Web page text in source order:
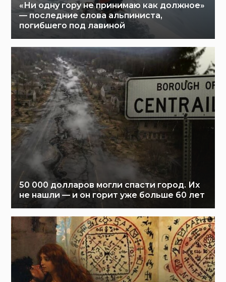
«Ни одну гору не принимаю как должное»
— последние слова альпиниста,
погибшего под лавиной
50 000 долларов могли спасти город. Их
не нашли — и он горит уже больше 60 лет